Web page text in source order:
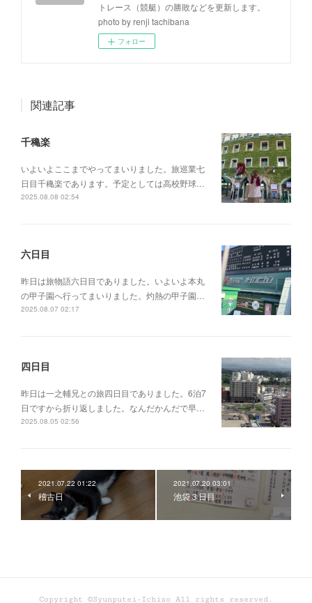
トレース（競艇）の勝敗などを更新します。
photo by renji tachibana
フォロー
関連記事
千穐楽
いよいよここまでやってまいりました。旅巡業七
日目千穐楽であります。予定としては高校野球…
2025.08.08 02:54
六日目
昨日は旅物語六日目でありました。いよいよ本丸
の甲子園へ行ってまいりました。灼熱の甲子園…
2025.08.07 02:17
四日目
昨日は一之輔兄との旅四日目でありました。6泊7
日ですから折り返しました。なんだかんだで早…
2025.08.05 02:56
2021.07.22 01:22
稽古日
2021.07.20 03:01
池袋３日目
Copyright ©Syunputei-Ichizo All rights reserved.